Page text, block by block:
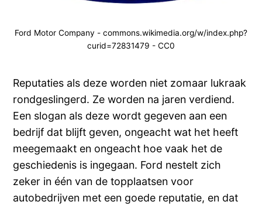
Ford Motor Company - commons.wikimedia.org/w/index.php?
curid=72831479 - CC0
Reputaties als deze worden niet zomaar lukraak
rondgeslingerd. Ze worden na jaren verdiend.
Een slogan als deze wordt gegeven aan een
bedrijf dat blijft geven, ongeacht wat het heeft
meegemaakt en ongeacht hoe vaak het de
geschiedenis is ingegaan. Ford nestelt zich
zeker in één van de topplaatsen voor
autobedrijven met een goede reputatie, en dat